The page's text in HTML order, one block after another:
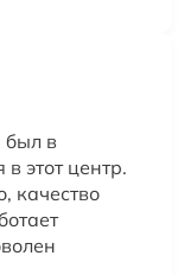
был в
этот центр.
качество